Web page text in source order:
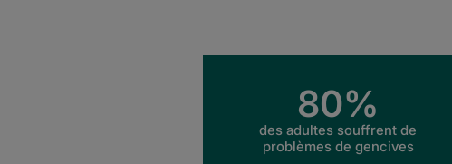
80%
des adultes souffrent de
problèmes de gencives